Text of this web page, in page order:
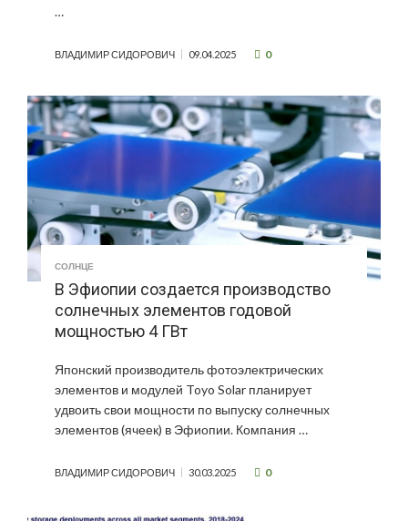
…
ВЛАДИМИР СИДОРОВИЧ 09.04.2025 0
СОЛНЦЕ
В Эфиопии создается производство
солнечных элементов годовой
мощностью 4 ГВт
Японский производитель фотоэлектрических
элементов и модулей Toyo Solar планирует
удвоить свои мощности по выпуску солнечных
элементов (ячеек) в Эфиопии. Компания …
ВЛАДИМИР СИДОРОВИЧ 30.03.2025 0